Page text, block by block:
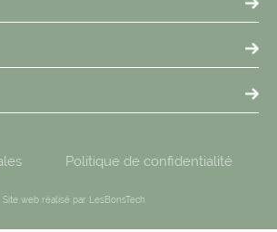
Politique de confidentialité
Site web réalisé par LesBonsTech